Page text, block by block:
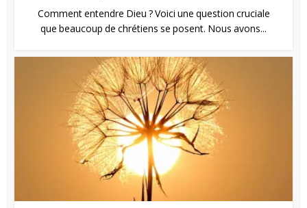
Comment entendre Dieu ? Voici une question cruciale
que beaucoup de chrétiens se posent. Nous avons...